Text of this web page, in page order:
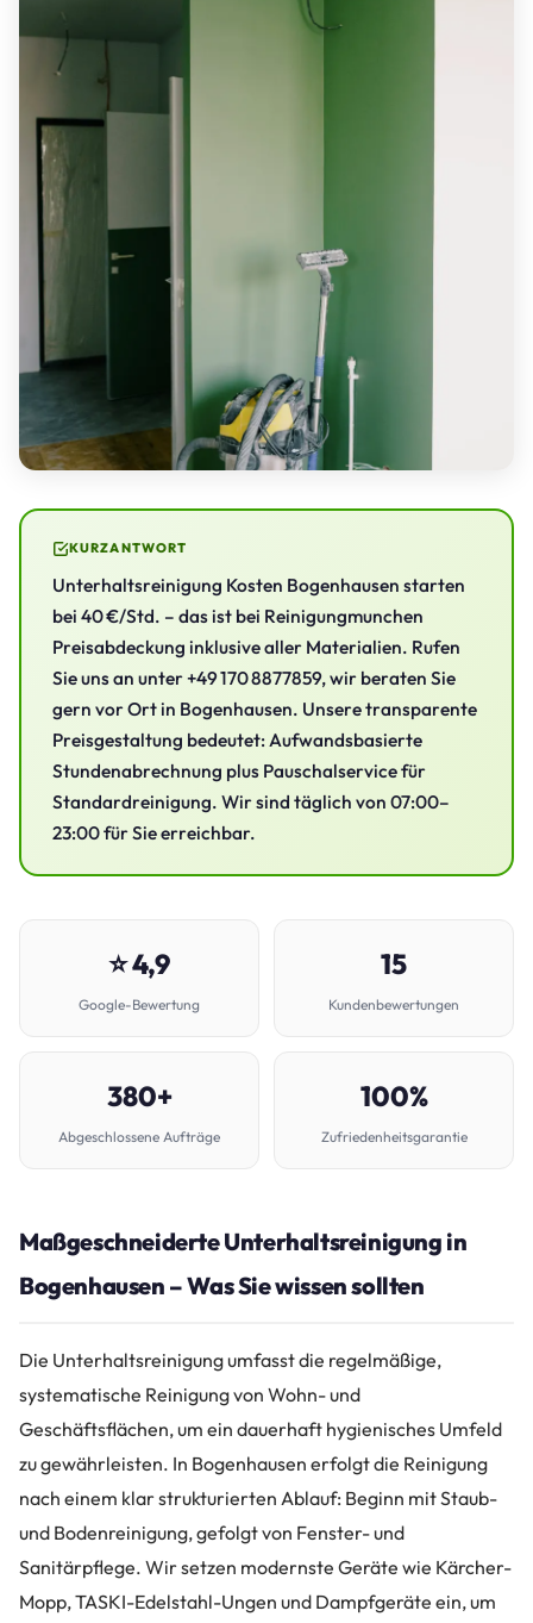
KURZANTWORT
Unterhaltsreinigung Kosten Bogenhausen starten
bei 40 €/Std. – das ist bei Reinigungmunchen
Preisabdeckung inklusive aller Materialien. Rufen
Sie uns an unter +49 170 8877859, wir beraten Sie
gern vor Ort in Bogenhausen. Unsere transparente
Preisgestaltung bedeutet: Aufwandsbasierte
Stundenabrechnung plus Pauschalservice für
Standardreinigung. Wir sind täglich von 07:00–
23:00 für Sie erreichbar.
⭐ 4,9
Google-Bewertung
15
Kundenbewertungen
380+
Abgeschlossene Aufträge
100%
Zufriedenheitsgarantie
Maßgeschneiderte Unterhaltsreinigung in
Bogenhausen – Was Sie wissen sollten
Die Unterhaltsreinigung umfasst die regelmäßige,
systematische Reinigung von Wohn- und
Geschäftsflächen, um ein dauerhaft hygienisches Umfeld
zu gewährleisten. In Bogenhausen erfolgt die Reinigung
nach einem klar strukturierten Ablauf: Beginn mit Staub-
und Bodenreinigung, gefolgt von Fenster- und
Sanitärpflege. Wir setzen modernste Geräte wie Kärcher-
Mopp, TASKI-Edelstahl-Ungen und Dampfgeräte ein, um